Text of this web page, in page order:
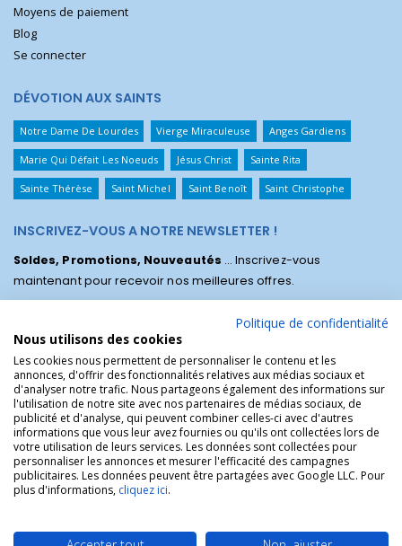
Moyens de paiement
Blog
Se connecter
DÉVOTION AUX SAINTS
Notre Dame De Lourdes Vierge Miraculeuse Anges Gardiens
Marie Qui Défait Les Noeuds Jésus Christ Sainte Rita
Sainte Thérèse Saint Michel Saint Benoît Saint Christophe
INSCRIVEZ-VOUS A NOTRE NEWSLETTER !
Soldes, Promotions, Nouveautés ... Inscrivez-vous
maintenant pour recevoir nos meilleures offres.
La Boutique des Chrétiens © | La boutique religieuse chrétienne de
référence !.
Politique de confidentialité
Nous utilisons des cookies
Les cookies nous permettent de personnaliser le contenu et les
annonces, d'offrir des fonctionnalités relatives aux médias sociaux et
d'analyser notre trafic. Nous partageons également des informations sur
l'utilisation de notre site avec nos partenaires de médias sociaux, de
publicité et d'analyse, qui peuvent combiner celles-ci avec d'autres
informations que vous leur avez fournies ou qu'ils ont collectées lors de
votre utilisation de leurs services. Les données sont collectées pour
personnaliser les annonces et mesurer l'efficacité des campagnes
publicitaires. Les données peuvent être partagées avec Google LLC. Pour
plus d'informations, cliquez ici.